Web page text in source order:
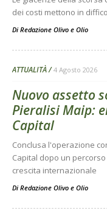
dei costi mettono in
Di Redazione Olivo e Olio
ATTUALITÀ 4 Agosto 2026
Nuovo assetto
Pieralisi Maip:
Capital
Conclusa l'operazione
Capital dopo un
crescita internazionale
Di Redazione Olivo e Olio